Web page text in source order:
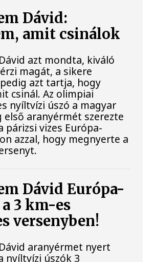
Dávid:
amit csinálok
azt mondta, kiváló
magát, a sikere
azt tartja, hogy
csinál. Az olimpiai
nyíltvízi úszó a magyar
aranyérmét szerezte
párizsi vizes Európa-
azzal, hogy megnyerte a
Dávid Európa-
3 km-es
versenyben!
aranyérmet nyert
nyíltvízi úszók 3